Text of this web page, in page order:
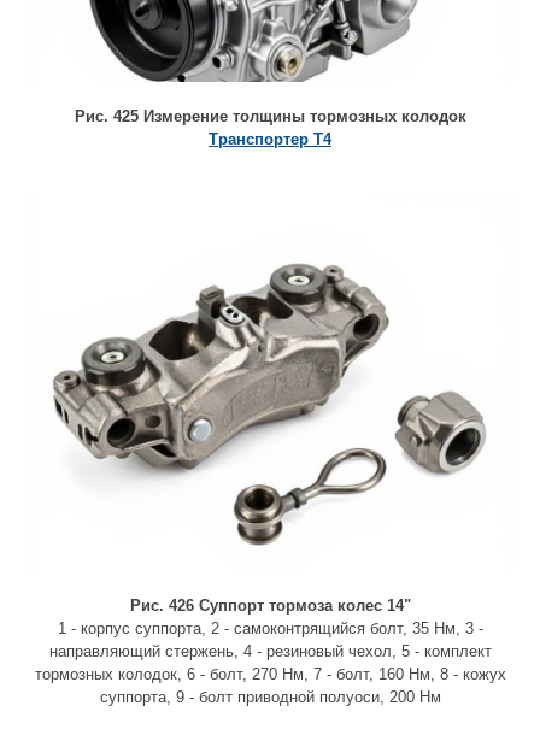
Рис. 425 Измерение толщины тормозных колодок
Транспортер Т4
Рис. 426 Суппорт тормоза колес 14"
1 - корпус суппорта, 2 - самоконтрящийся болт, 35 Нм, 3 -
направляющий стержень, 4 - резиновый чехол, 5 - комплект
тормозных колодок, 6 - болт, 270 Нм, 7 - болт, 160 Нм, 8 - кожух
суппорта, 9 - болт приводной полуоси, 200 Нм